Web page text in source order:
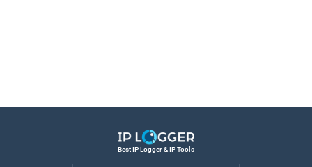
Best IP Logger & IP Tools